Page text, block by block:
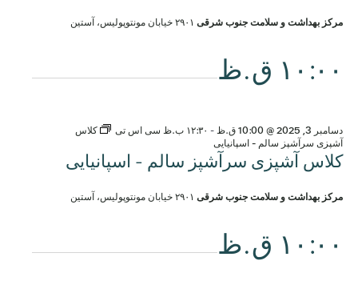
مرکز بهداشت و سلامت جنوب شرقی ۲۹۰۱ خیابان مونتوپولیس، آستین
۱۰:۰۰ ق.ظ
کلاس آشپزی سرآشپز سالم - اسپانیایی
دسامبر 3, 2025 @ 10:00 ق.ظ - ۱۲:۳۰ ب.ظ سی اس تی
کلاس
آشپزی سرآشپز سالم - اسپانیایی
مرکز بهداشت و سلامت جنوب شرقی ۲۹۰۱ خیابان مونتوپولیس، آستین
۱۰:۰۰ ق.ظ